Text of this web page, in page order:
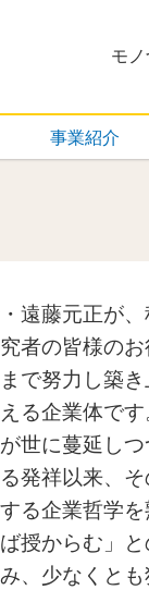
モ
事業紹介
遠藤元正が
者の皆様の
で努力し築
る企業体で
世に蔓延し
発祥以来、
る企業哲学
授からむ」
、少なくと